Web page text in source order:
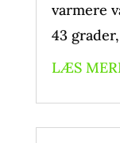
varmere
43
LÆS